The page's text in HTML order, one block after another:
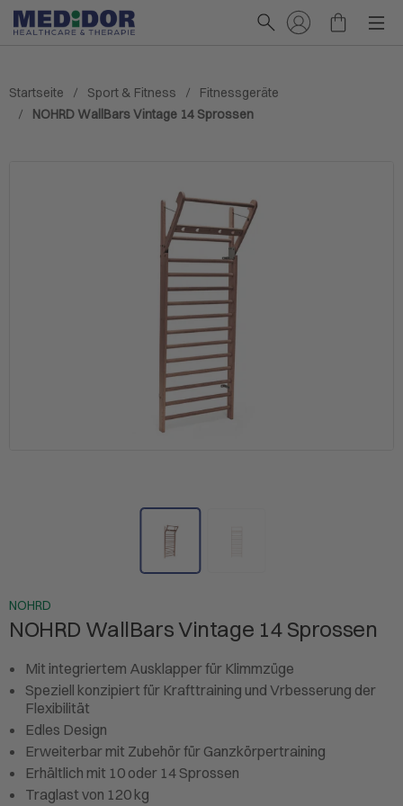
Startseite Sport & Fitness
Fitnessgeräte
NOHRD WallBars Vintage 14 Sprossen
NOHRD
NOHRD WallBars Vintage 14 Sprossen
Mit integriertem Ausklapper für Klimmzüge
Speziell konzipiert für Krafttraining und Vrbesserung der
Flexibilität
Edles Design
Erweiterbar mit Zubehör für Ganzkörpertraining
Erhältlich mit 10 oder 14 Sprossen
Traglast von 120 kg